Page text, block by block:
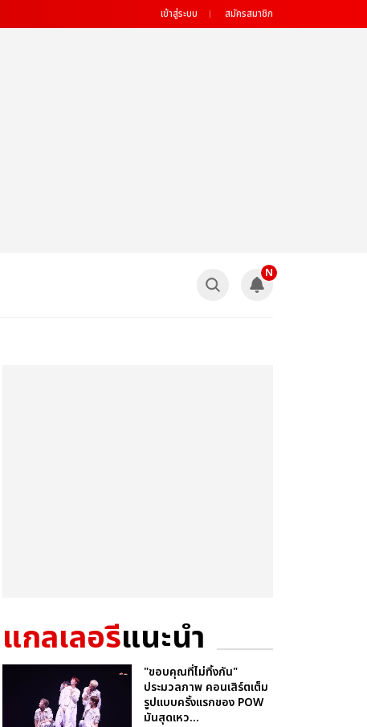
เข้าสู่ระบบ สมัครสมาชิก
N
แกลเลอรีแนะนำ
"ขอบคุณที่ไม่ทิ้งกัน"
ประมวลภาพ คอนเสิร์ตเต็ม
รูปแบบครั้งแรกของ POW
มันสุดเหว...